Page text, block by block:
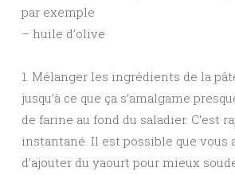
par exemple
– huile d’olive
1. Mélanger les ingrédients de la
jusqu’à ce que ça s’amalgame
de farine au fond du saladier. C’est
instantané. Il est possible que vous
d’ajouter du yaourt pour mieux